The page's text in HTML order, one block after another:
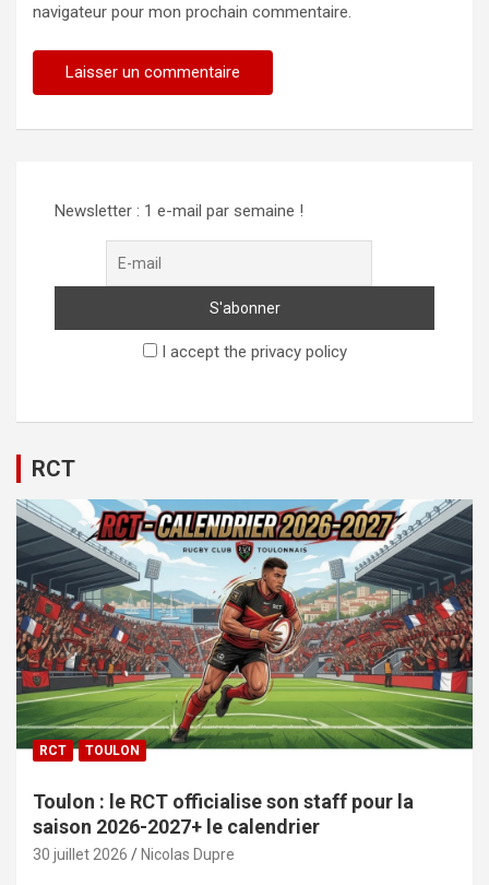
navigateur pour mon prochain commentaire.
Newsletter : 1 e-mail par semaine !
I accept the privacy policy
RCT
RCT TOULON
Toulon : le RCT officialise son staff pour la
saison 2026-2027+ le calendrier
30 juillet 2026 Nicolas Dupre